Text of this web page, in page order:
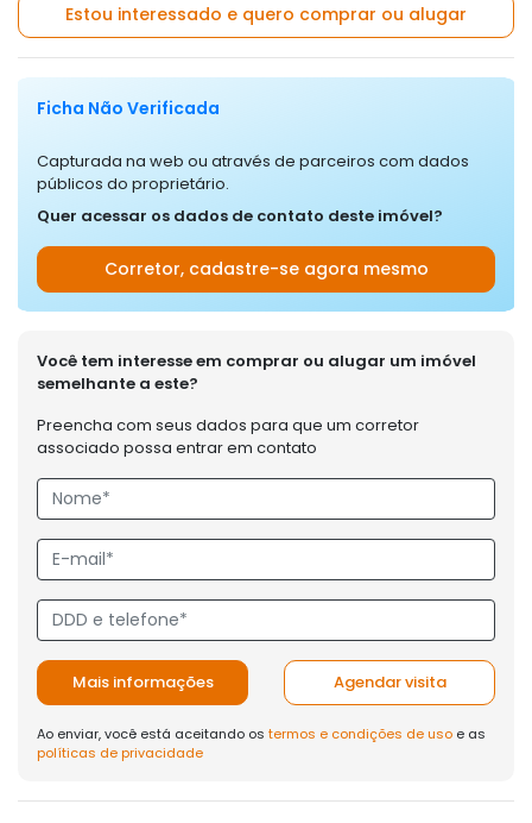
Estou interessado e quero comprar ou alugar
Ficha Não Verificada
Capturada na web ou através de parceiros com dados
públicos do proprietário.
Quer acessar os dados de contato deste imóvel?
Corretor, cadastre-se agora mesmo
Você tem interesse em comprar ou alugar um imóvel
semelhante a este?
Preencha com seus dados para que um corretor
associado possa entrar em contato
Mais informações Agendar visita
Ao enviar, você está aceitando os termos e condições de uso e as
políticas de privacidade